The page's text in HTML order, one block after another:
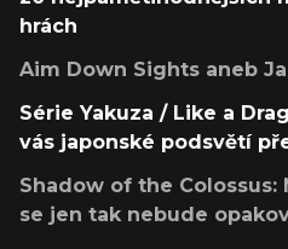
hrách
Aim Down Sights aneb
Série Yakuza / Like a
vás japonské podsvětí
Shadow of the
se jen tak nebude